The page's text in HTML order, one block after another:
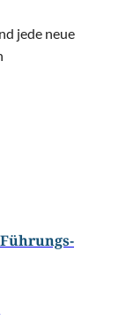
jede neue